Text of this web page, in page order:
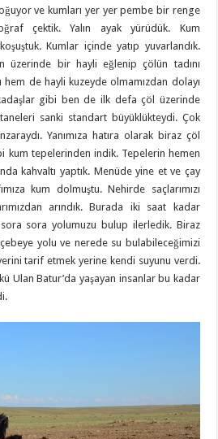
ve kumları yer yer pembe bir renge
çektik. Yalın ayak yürüdük. Kum
Kumlar içinde yatıp yuvarlandık.
üzerinde bir hayli eğlenip çölün tadını
hem de hayli kuzeyde olmamızdan dolayı
gibi ben de ilk defa çöl üzerinde
sanki standart büyüklükteydi. Çok
Yanımıza hatıra olarak biraz çöl
kum tepelerinden indik. Tepelerin hemen
kahvaltı yaptık. Menüde yine et ve çay
kum dolmuştu. Nehirde saçlarımızı
arındık. Burada iki saat kadar
sora yolumuzu bulup ilerledik. Biraz
yolu ve nerede su bulabileceğimizi
tarif etmek yerine kendi suyunu verdi.
Ulan Batur’da yaşayan insanlar bu kadar